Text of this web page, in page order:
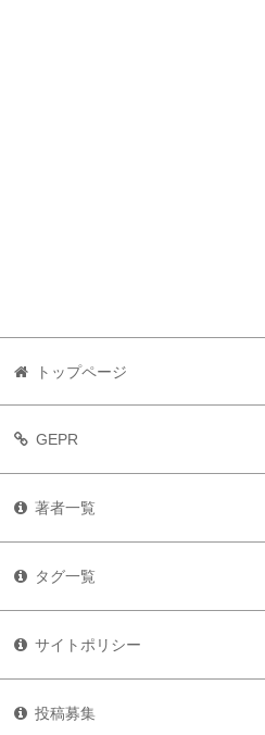
トップページ
GEPR
著者一覧
タグ一覧
サイトポリシー
投稿募集